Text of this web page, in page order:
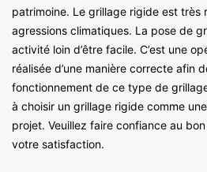
patrimoine. Le grillage rigide est très
agressions climatiques. La pose de
activité loin d’être facile. C’est une
réalisée d’une manière correcte afin
fonctionnement de ce type de
à choisir un grillage rigide comme
projet. Veuillez faire confiance au
votre satisfaction.